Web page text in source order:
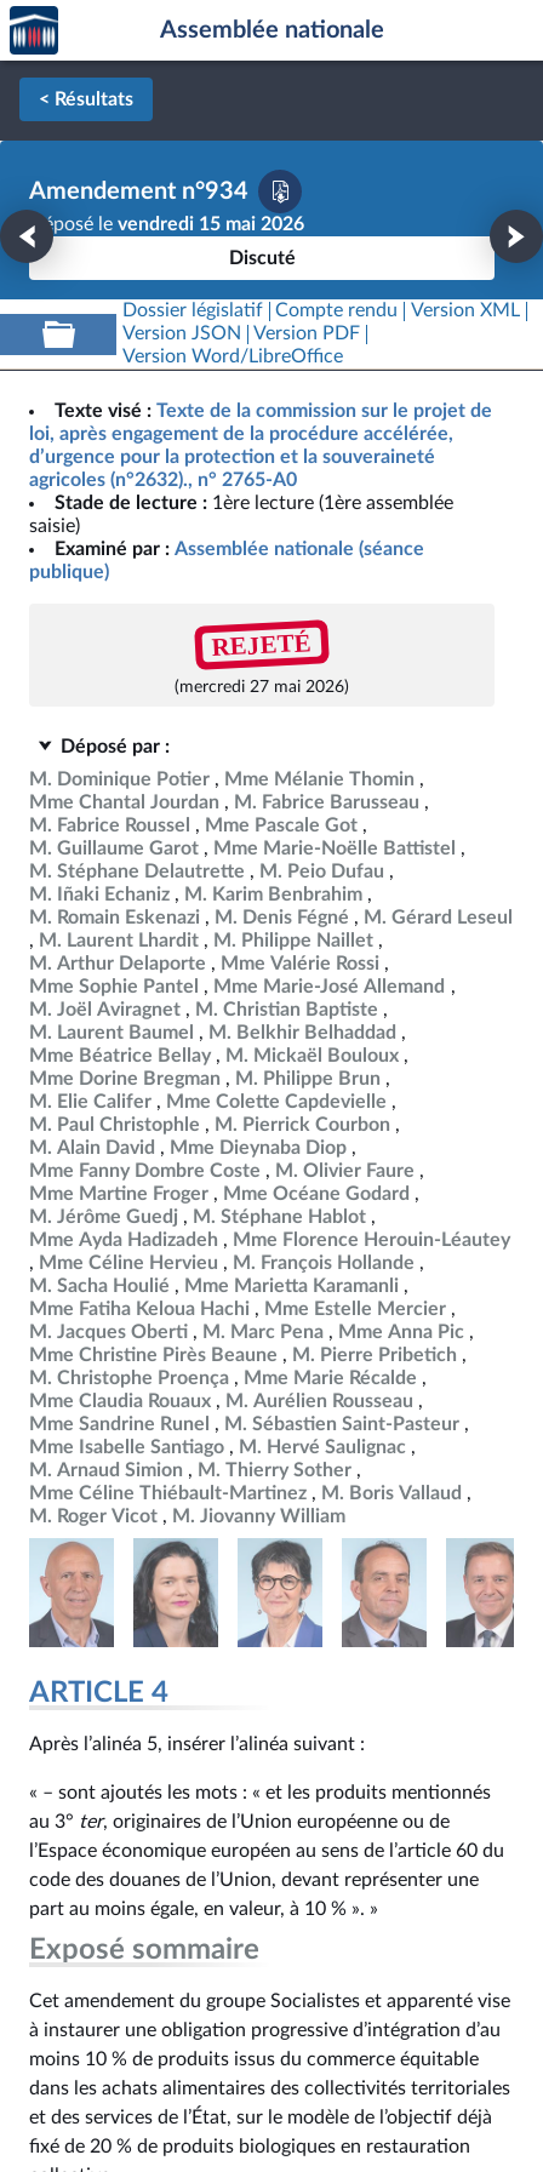
Aller au contenu
Aller en bas de la page
Accèder
à la
page
d'accueil
Assemblée nationale
< Résultats
Amendement n°934
Déposé le vendredi 15 mai 2026
Discuté
Dossier législatif Compte rendu
Version XML
Version JSON
Version PDF
Version Word/LibreOffice
Texte visé : Texte de la commission sur le projet de
loi, après engagement de la procédure accélérée,
d’urgence pour la protection et la souveraineté
agricoles (n°2632)., n° 2765-A0
Stade de lecture : 1ère lecture (1ère assemblée
saisie)
Examiné par : Assemblée nationale (séance
publique)
REJETÉ
(mercredi 27 mai 2026)
Déposé par :
M. Dominique Potier
Mme Mélanie Thomin
Mme Chantal Jourdan
M. Fabrice Barusseau
M. Fabrice Roussel
Mme Pascale Got
M. Guillaume Garot
Mme Marie-Noëlle Battistel
M. Stéphane Delautrette
M. Peio Dufau
M. Iñaki Echaniz
M. Karim Benbrahim
M. Romain Eskenazi
M. Denis Fégné
M. Gérard Leseul
M. Laurent Lhardit
M. Philippe Naillet
M. Arthur Delaporte
Mme Valérie Rossi
Mme Sophie Pantel
Mme Marie-José Allemand
M. Joël Aviragnet
M. Christian Baptiste
M. Laurent Baumel
M. Belkhir Belhaddad
Mme Béatrice Bellay
M. Mickaël Bouloux
Mme Dorine Bregman
M. Philippe Brun
M. Elie Califer
Mme Colette Capdevielle
M. Paul Christophle
M. Pierrick Courbon
M. Alain David
Mme Dieynaba Diop
Mme Fanny Dombre Coste
M. Olivier Faure
Mme Martine Froger
Mme Océane Godard
M. Jérôme Guedj
M. Stéphane Hablot
Mme Ayda Hadizadeh
Mme Florence Herouin-Léautey
Mme Céline Hervieu
M. François Hollande
M. Sacha Houlié
Mme Marietta Karamanli
Mme Fatiha Keloua Hachi
Mme Estelle Mercier
M. Jacques Oberti
M. Marc Pena
Mme Anna Pic
Mme Christine Pirès Beaune
M. Pierre Pribetich
M. Christophe Proença
Mme Marie Récalde
Mme Claudia Rouaux
M. Aurélien Rousseau
Mme Sandrine Runel
M. Sébastien Saint-Pasteur
Mme Isabelle Santiago
M. Hervé Saulignac
M. Arnaud Simion
M. Thierry Sother
Mme Céline Thiébault-Martinez
M. Boris Vallaud
M. Roger Vicot
M. Jiovanny William
ARTICLE 4
Après l’alinéa 5, insérer l’alinéa suivant :
« – sont ajoutés les mots : « et les produits mentionnés
au 3° ter, originaires de l’Union européenne ou de
l’Espace économique européen au sens de l’article 60 du
code des douanes de l’Union, devant représenter une
part au moins égale, en valeur, à 10 % ». »
Exposé sommaire
Cet amendement du groupe Socialistes et apparenté vise
à instaurer une obligation progressive d’intégration d’au
moins 10 % de produits issus du commerce équitable
dans les achats alimentaires des collectivités territoriales
et des services de l’État, sur le modèle de l’objectif déjà
fixé de 20 % de produits biologiques en restauration